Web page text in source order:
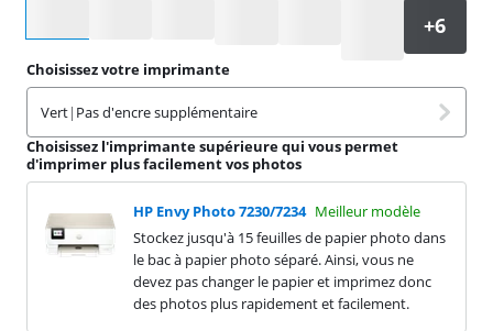
Choisissez votre imprimante
Vert| Pas d'encre supplémentaire
Choisissez l'imprimante supérieure qui vous permet
d'imprimer plus facilement vos photos
HP Envy Photo 7230/7234 Meilleur modèle
Stockez jusqu'à 15 feuilles de papier photo dans
le bac à papier photo séparé. Ainsi, vous ne
devez pas changer le papier et imprimez donc
des photos plus rapidement et facilement.